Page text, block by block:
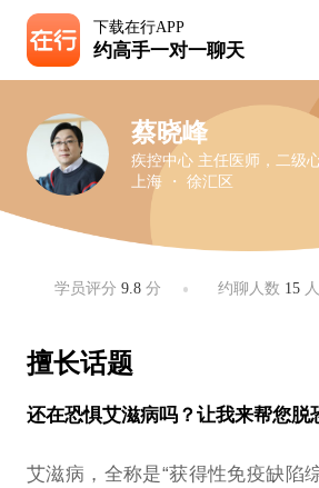
下载在行APP
约高手一对一聊天
蔡晓峰
疾控中心 主任医师，二级
上海 ・ 徐汇区
学员评分9.8 分 约聊人数 15人
擅长话题
还在恐惧艾滋病吗？让我来帮您脱
艾滋病，全称是“获得性免疫缺陷